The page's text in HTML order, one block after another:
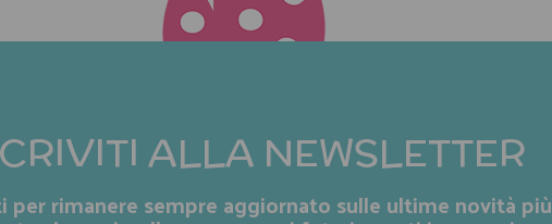
ALLA NEWSLETTER
per rimanere sempre aggiornato sulle ultime novità più